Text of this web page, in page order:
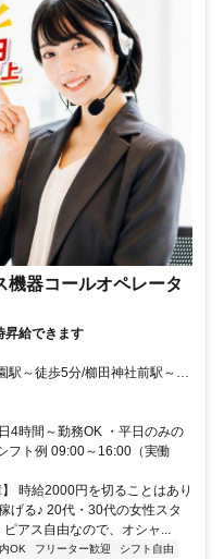
機器コールオペレータ
昇給できます
～徒歩5分/櫛田神社前駅～徒
4時間～勤務OK ・平日のみの
フト例 09:00～16:00（実働
時給2000円を切ることはあり
げる♪ 20代・30代の女性スタ
アス自由なので、オシャ...
OK フリーター歓迎
シフト自由